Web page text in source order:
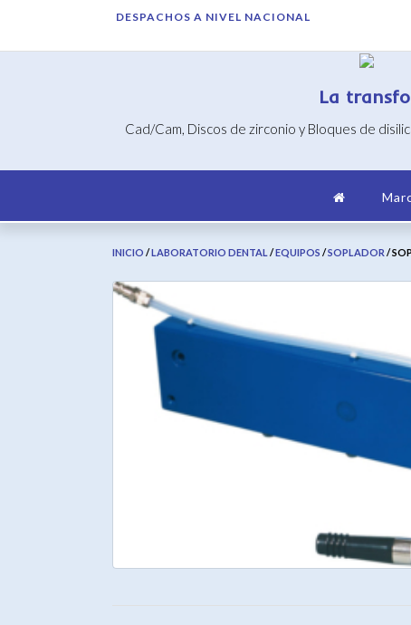
DESPACHOS A NIVEL NACIONAL
La
Cad/Cam, Discos de zirconio y Bloques de
INICIO /LABORATORIO DENTAL /EQUIPOS /SOPLADOR /